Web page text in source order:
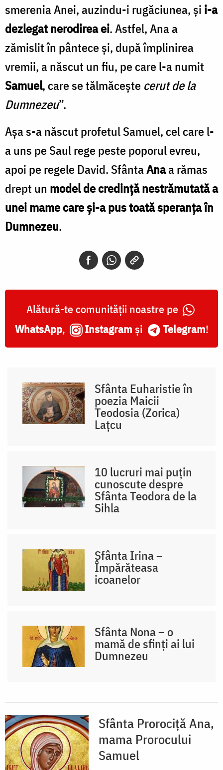
smerenia Anei, auzindu-i rugăciunea, şi i-a
dezlegat nerodirea ei. Astfel, Ana a
zămislit în pântece şi, după împlinirea
vremii, a născut un fiu, pe care l-a numit
Samuel, care se tălmăceşte cerut de la
Dumnezeu”.
Așa s-a născut profetul Samuel, cel care l-
a uns pe Saul rege peste poporul evreu,
apoi pe regele David. SfântaAnaa rămas
drept un model de credință nestrămutată a
unei mame care și-a pus toată speranța în
Dumnezeu.
Alătură-te comunității noastre pe
WhatsApp, Instagram și Telegram!
Sfânta Euharistie în
poezia Maicii
Teodosia (Zorica)
Lațcu
10 lucruri mai puțin
cunoscute despre
Sfânta Teodora de la
Sihla
Sfânta Irina –
Împărăteasa
icoanelor
Sfânta Nona – o
mamă de sfinți ai lui
Dumnezeu
Sfânta Prorociță Ana,
mama Prorocului
Samuel